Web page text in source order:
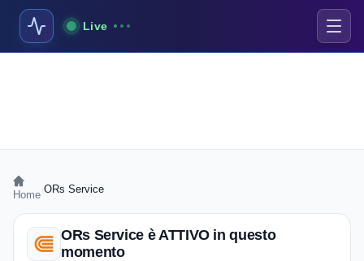
Live
Home ORs Service
ORs Service è ATTIVO in questo
momento